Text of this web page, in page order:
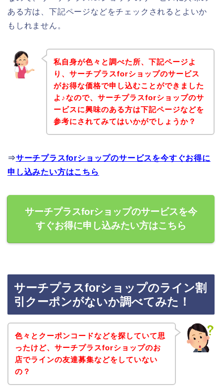
ある方は、下記ページなどをチェックされるとよいか
もしれません。
私自身が色々と調べた所、下記ページよ
り、サーチプラスforショップのサービス
がお得な価格で申し込むことができました
よ♪なので、サーチプラスforショップのサ
ービスに興味のある方は下記ページなどを
参考にされてみてはいかがでしょうか？
⇒サーチプラスforショップのサービスを今すぐお得に
申し込みたい方はこちら
サーチプラスforショップのサービスを今
すぐお得に申し込みたい方はこちら
サーチプラスforショップのライン割
引クーポンがないか調べてみた！
色々とクーポンコードなどを探していて思
ったけど、サーチプラスforショップのお
店でラインの友達募集などをしていない
の？